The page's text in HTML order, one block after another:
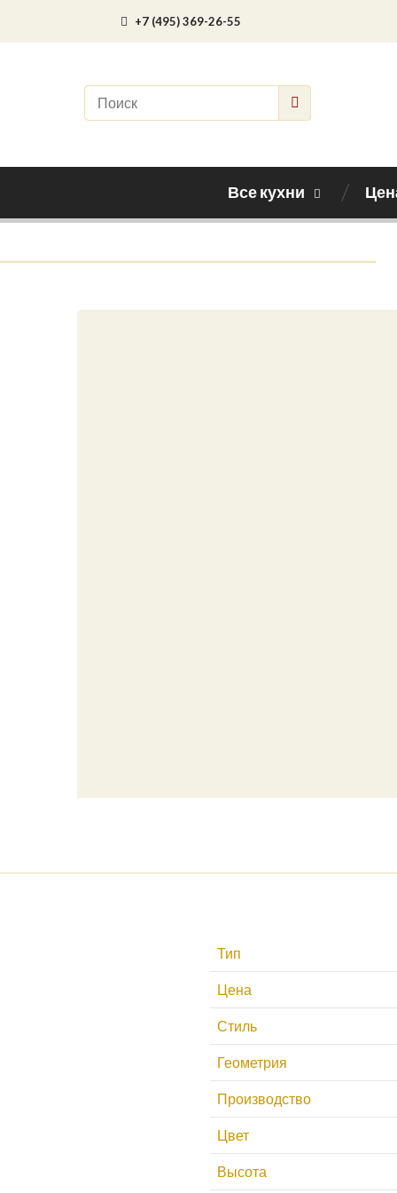
+7 (495) 369-26-55
Все кухни
Тип
Цена
Стиль
Геометрия
Производство
Цвет
Высота